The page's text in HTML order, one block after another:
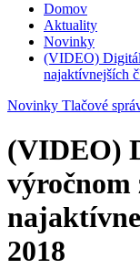
Domov
Aktuality
Novinky
(VIDEO)
najaktívnejších
Novinky Tlačové
(VIDEO)
výročnom
2018